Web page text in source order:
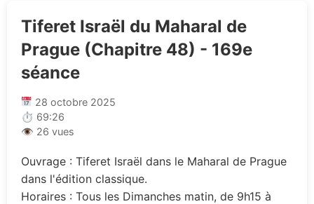
Tiferet Israël du Maharal de
Prague (Chapitre 48) - 169e
séance
28 octobre 2025
⏱ 69:26
👁 26 vues
Ouvrage : Tiferet Israël dans le Maharal de Prague
dans l'édition classique.
Horaires : Tous les Dimanches matin, de 9h15 à